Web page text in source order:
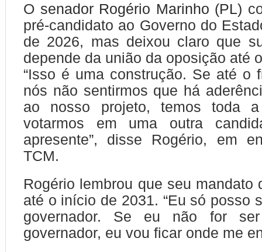
O senador Rogério Marinho (PL)
pré-candidato ao Governo do
de 2026, mas deixou claro que
depende da união da oposição até
“Isso é uma construção. Se até o
nós não sentirmos que há
ao nosso projeto, temos toda
votarmos em uma outra
apresente”, disse Rogério, em
TCM.
Rogério lembrou que seu mandato
até o início de 2031. “Eu só posso
governador. Se eu não for
governador, eu vou ficar onde me